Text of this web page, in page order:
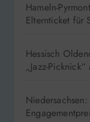
Hameln-
Elternticket für
Hessisch
„Jazz-